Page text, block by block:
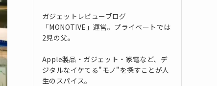
ガジェットレビューブログ
「MONOTIVE」運営。プライベートでは
2児の父。
Apple製品・ガジェット・家電など、デ
ジタルなイケてる"モノ"を探すことが人
生のスパイス。